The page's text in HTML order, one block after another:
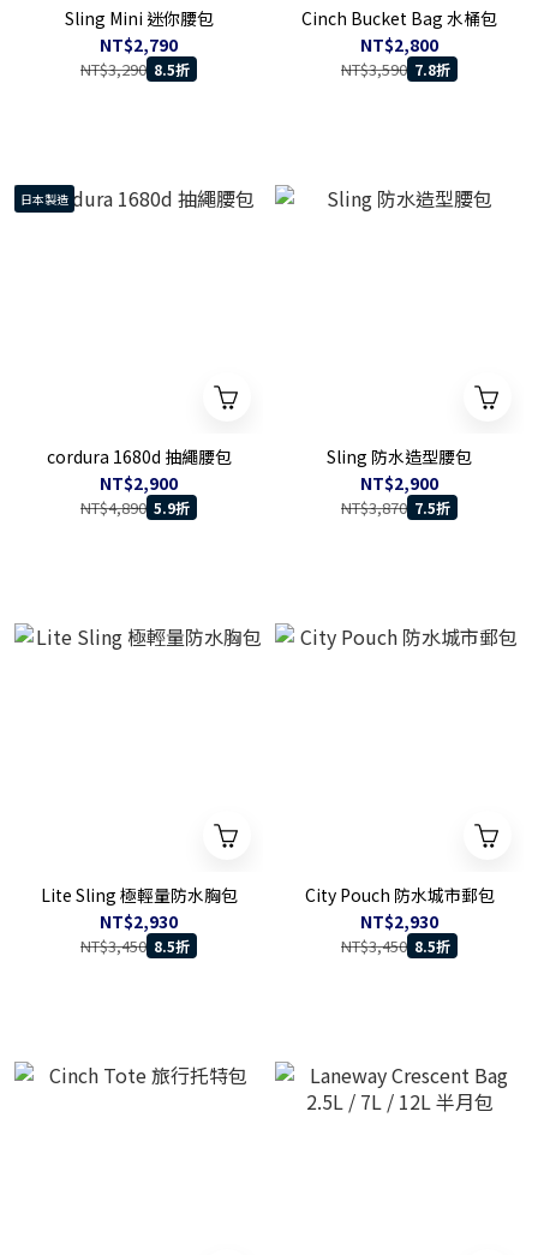
Sling Mini 迷你腰包
NT$2,790
NT$3,290 8.5折
Cinch Bucket Bag 水桶包
NT$2,800
NT$3,590 7.8折
日本製造
cordura 1680d 抽繩腰包
NT$2,900
NT$4,890 5.9折
Sling 防水造型腰包
NT$2,900
NT$3,870 7.5折
Lite Sling 極輕量防水胸包
NT$2,930
NT$3,450 8.5折
City Pouch 防水城市郵包
NT$2,930
NT$3,450 8.5折